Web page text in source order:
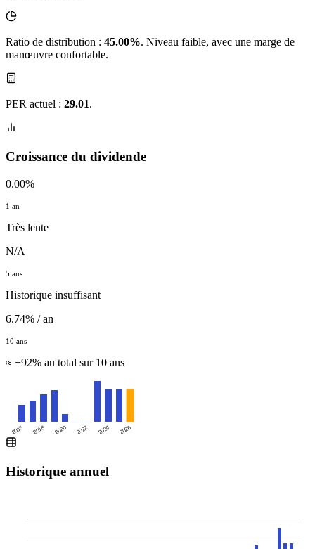
Ratio de distribution : 45.00%. Niveau faible, avec une marge de
manœuvre confortable.
PER actuel : 29.01.
Croissance du dividende
0.00%
1 an
Très lente
N/A
5 ans
Historique insuffisant
6.74% / an
10 ans
≈ +92% au total sur 10 ans
2016 2018 2020 2022 2024 2026
Historique annuel